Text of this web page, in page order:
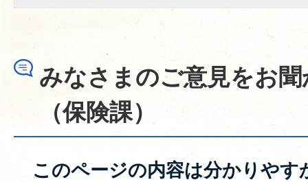
みなさまのご意見をお
（保険課）
このページの内容は分かりやす